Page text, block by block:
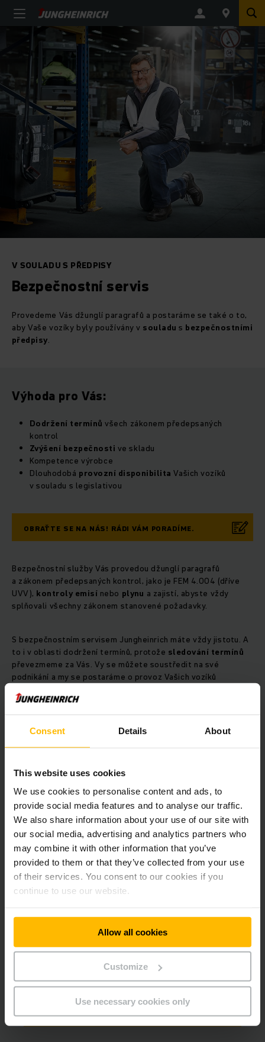
Consent Details About
This website uses cookies
We use cookies to personalise content and ads, to
provide social media features and to analyse our traffic.
We also share information about your use of our site with
our social media, advertising and analytics partners who
may combine it with other information that you’ve
provided to them or that they’ve collected from your use
of their services. You consent to our cookies if you
continue to use our website.
Allow all cookies
Customize
Use necessary cookies only
V SOULADU S PŘEDPISY
Bezpečnostní servis
Provedeme Vás džunglí paragrafů a postaráme se také o to,
aby Vaše vozíky byly používány v souladus bezpečnostními
předpisy.
Výhoda pro Vás:
Dodržení termínů všech zákonem předepsaných
kontrol
Zvýšení bezpečnosti ve skladu
Kompetence výrobce
Dlouhodobá provozní disponibilita Vašich vozíků
v souladu s legislativou
OBRAŤTE SE NA NÁS! RÁDI VÁM PORADÍME.
Bezpečnostní služby Vás provedou džunglí paragrafů
a zákonem předepsaných kontrol, jako je FEM 4.004 (dříve
UVV), kontroly emisí nebo plynu a zajistí, abyste vždy
splňovali všechny zákonem stanovené požadavky.
S bezpečnostním servisem Jungheinrich máte vždy jistotu. A
to i v oblasti dodržení termínů, protože sledování termínů
převezmeme za Vás. Vy se můžete soustředit na své
podnikání a my se postaráme o provoz Vašich vozíků
E-mail: servis@jungheinrich.cz
+420 313 333 101
KONTAKTUJTE NÁS